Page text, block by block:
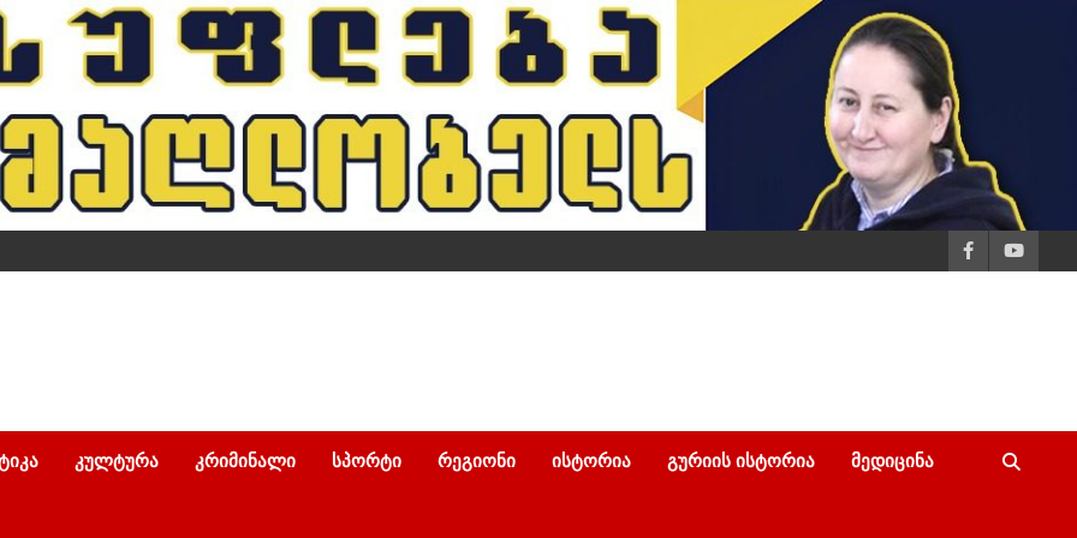
ᲙᲣᲚᲢᲣᲠᲐ ᲙᲠᲘᲛᲘᲜᲐᲚᲘ ᲡᲞᲝᲠᲢᲘ ᲠᲔᲒᲘᲝᲜᲘ ᲘᲡᲢᲝᲠᲘᲐ ᲒᲣᲠᲘᲘᲡ ᲘᲡᲢᲝᲠᲘᲐ ᲛᲔᲓᲘᲪᲘᲜᲐ